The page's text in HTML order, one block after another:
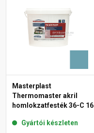
Masterplast
Thermomaster akril
homlokzatfesték 36-C 16 l
Gyártói készleten